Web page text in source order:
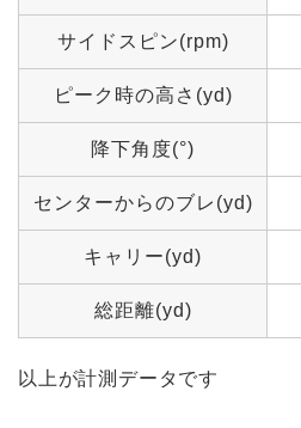
サイドスピン(rpm)
ピーク時の高さ(yd)
降下角度(°)
センターからのブレ(yd)
キャリー(yd)
総距離(yd)
以上が計測データです